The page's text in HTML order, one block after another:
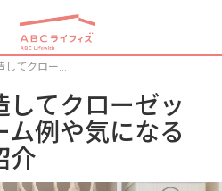
してクロー...
てクローゼッ
ム例や気になる
介